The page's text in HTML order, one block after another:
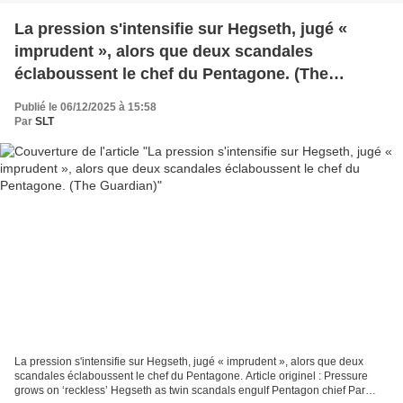
La pression s'intensifie sur Hegseth, jugé «
imprudent », alors que deux scandales
éclaboussent le chef du Pentagone. (The
Publié le 06/12/2025 à 15:58
Par SLT
La pression s'intensifie sur Hegseth, jugé « imprudent », alors que deux
scandales éclaboussent le chef du Pentagone. Article originel : Pressure
grows on ‘reckless’ Hegseth as twin scandals engulf Pentagon chief Par